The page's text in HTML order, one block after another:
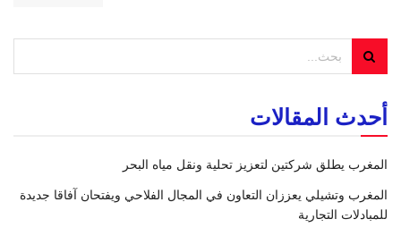
أحدث المقالات
المغرب يطلق شركتين لتعزيز تحلية ونقل مياه البحر
المغرب وتشيلي يعززان التعاون في المجال الفلاحي ويفتحان آفاقا جديدة
للمبادلات التجارية